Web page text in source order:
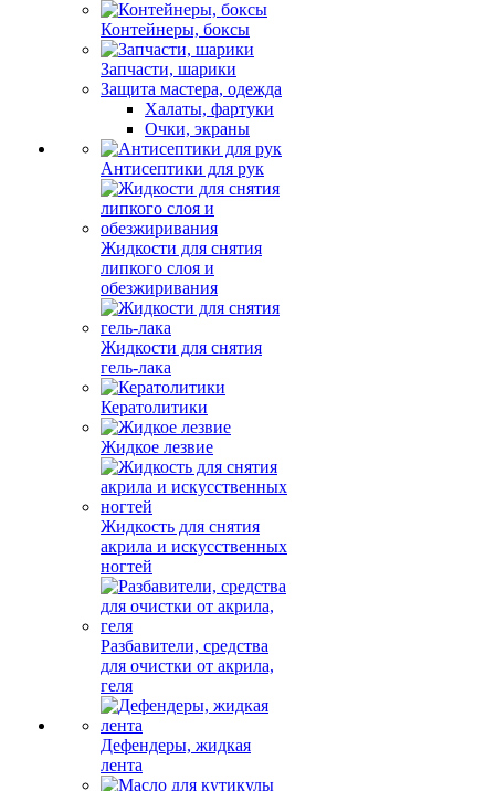
Контейнеры, боксы
Запчасти, шарики
Защита мастера, одежда
Халаты, фартуки
Очки, экраны
Антисептики для рук
Жидкости для снятия
липкого слоя и
обезжиривания
Жидкости для снятия
гель-лака
Кератолитики
Жидкое лезвие
Жидкость для снятия
акрила и искусственных
ногтей
Разбавители, средства
для очистки от акрила,
геля
Дефендеры, жидкая
лента